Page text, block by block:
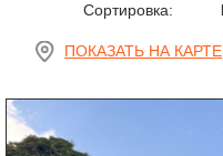
Сортировка:
ПОКАЗАТЬ НА КАРТЕ